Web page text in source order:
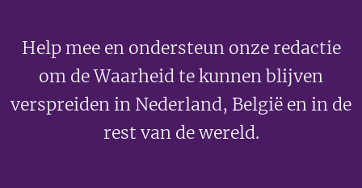
Help mee en ondersteun onze redactie
om de Waarheid te kunnen blijven
verspreiden in Nederland, België en in de
rest van de wereld.